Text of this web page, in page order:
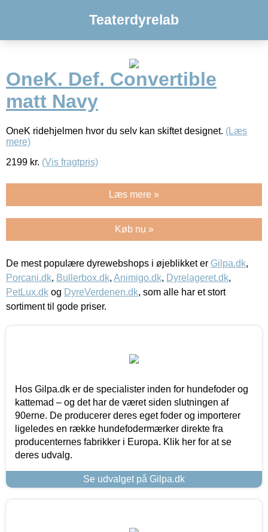
Teaterdyrelab
OneK. Def. Convertible
matt Navy
OneK ridehjelmen hvor du selv kan skiftet designet. (Læs
mere)
2199 kr. (Vis fragtpris)
Læs mere »
Køb nu »
De mest populære dyrewebshops i øjeblikket er Gilpa.dk,
Porcani.dk, Bullerbox.dk, Animigo.dk, Dyrelageret.dk,
PetLux.dk og DyreVerdenen.dk, som alle har et stort
sortiment til gode priser.
Hos Gilpa.dk er de specialister inden for hundefoder og
kattemad – og det har de været siden slutningen af
90erne. De producerer deres eget foder og importerer
ligeledes en række hundefodermærker direkte fra
producenternes fabrikker i Europa. Klik her for at se
deres udvalg.
Se udvalget på Gilpa.dk